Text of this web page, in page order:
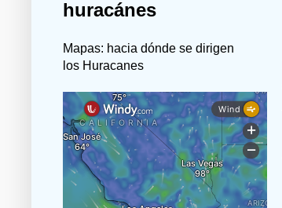
huracánes
Mapas: hacia dónde se dirigen
los Huracanes